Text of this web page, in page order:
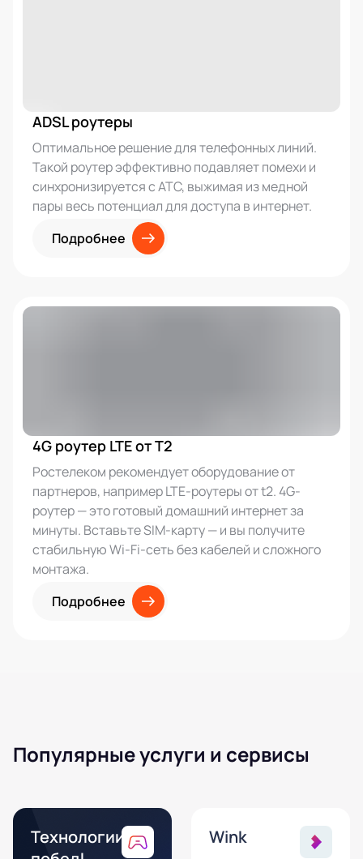
ADSL роутеры
Оптимальное решение для телефонных линий.
Такой роутер эффективно подавляет помехи и
синхронизируется с АТС, выжимая из медной
пары весь потенциал для доступа в интернет.
Подробнее
4G роутер LTE от T2
Ростелеком рекомендует оборудование от
партнеров, например LTE-роутеры от t2. 4G-
роутер — это готовый домашний интернет за
минуты. Вставьте SIM-карту — и вы получите
стабильную Wi-Fi-сеть без кабелей и сложного
монтажа.
Подробнее
Популярные услуги и сервисы
Технологии
Wink